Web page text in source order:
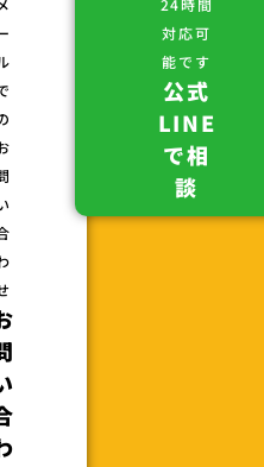
24時間
対応可
能です
公式
LINE
で相
談